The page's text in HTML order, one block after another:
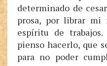
determinado de
prosa, por librar mi
espíritu de
pienso hacerlo, que
para no poder